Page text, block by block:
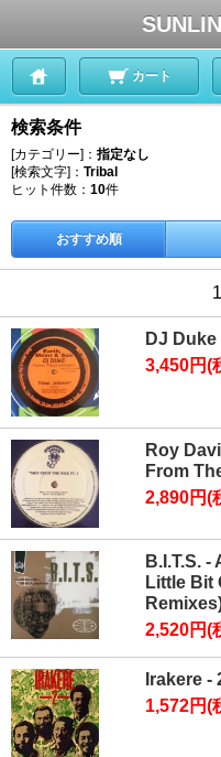
カート
検索条件
[カテゴリー]： 指定なし
[検索文字]： Tribal
ヒット件数： 10件
おすすめ順
DJ
3,450円(
Roy
From
2,890円(
B.I.T.S.
Little Bit
2,520円(
Irakere -
1,572円(